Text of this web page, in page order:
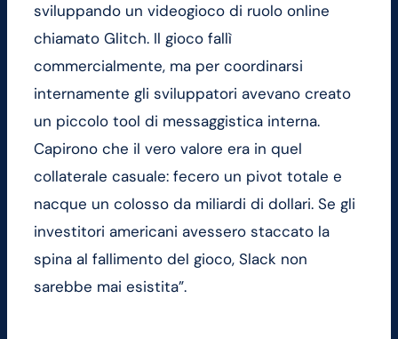
sviluppando un videogioco di ruolo online
chiamato Glitch. Il gioco fallì
commercialmente, ma per coordinarsi
internamente gli sviluppatori avevano creato
un piccolo tool di messaggistica interna.
Capirono che il vero valore era in quel
collaterale casuale: fecero un pivot totale e
nacque un colosso da miliardi di dollari. Se gli
investitori americani avessero staccato la
spina al fallimento del gioco, Slack non
sarebbe mai esistita”.